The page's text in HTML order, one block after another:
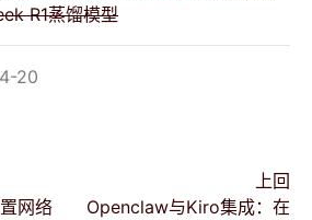
R1蒸馏模型
20
网络
上回
Openclaw与Kiro集成：在